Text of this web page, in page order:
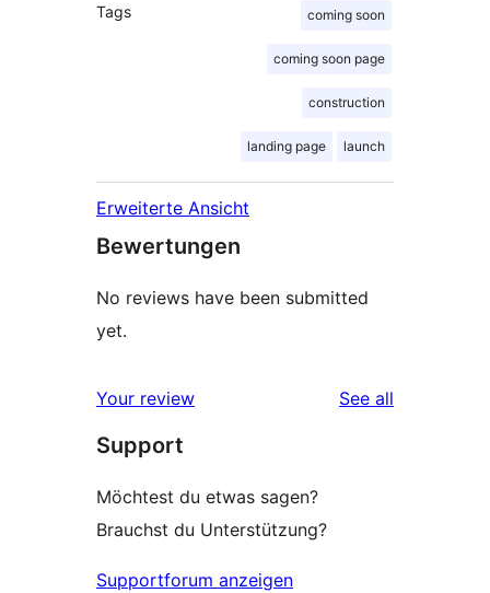
Tags coming soon
coming soon page
construction
landing page launch
Erweiterte Ansicht
Bewertungen
No reviews have been submitted
yet.
Your review See all
Support
Möchtest du etwas sagen?
Brauchst du Unterstützung?
Supportforum anzeigen